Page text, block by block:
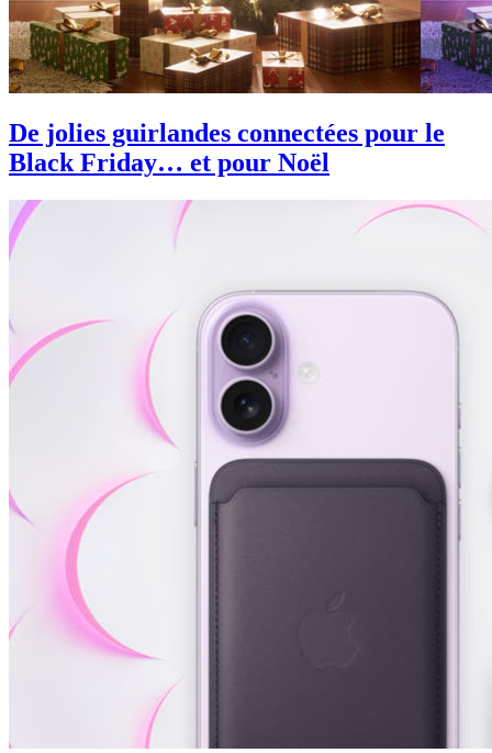
De jolies guirlandes connectées pour le
Black Friday… et pour Noël